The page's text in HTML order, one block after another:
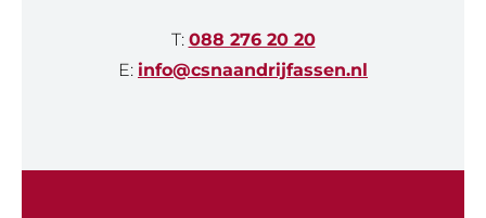
T: 088 276 20 20
E: info@csnaandrijfassen.nl